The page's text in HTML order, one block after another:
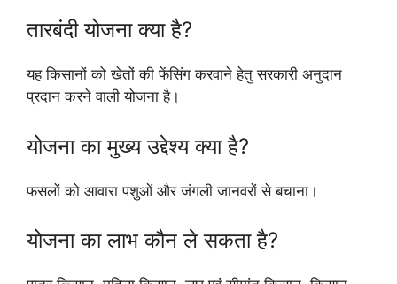
तारबंदी योजना क्या है?
यह किसानों को खेतों की फेंसिंग करवाने हेतु सरकारी अनुदान
प्रदान करने वाली योजना है।
योजना का मुख्य उद्देश्य क्या है?
फसलों को आवारा पशुओं और जंगली जानवरों से बचाना।
योजना का लाभ कौन ले सकता है?